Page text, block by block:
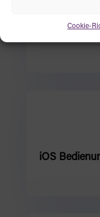
Cookie-
iOS